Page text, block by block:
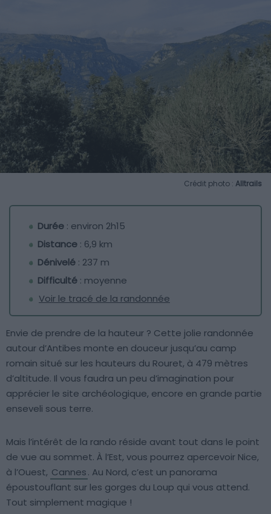
Crédit photo : Alltrails
Durée : environ 2h15
Distance : 6,9 km
Dénivelé : 237 m
Difficulté : moyenne
Voir le tracé de la randonnée
Envie de prendre de la hauteur ? Cette jolie randonnée
autour d’Antibes monte en douceur jusqu’au camp
romain situé sur les hauteurs du Rouret, à 479 mètres
d’altitude. Il vous faudra un peu d’imagination pour
apprécier le site archéologique, encore en grande partie
enseveli sous terre.
Mais l’intérêt de la rando réside avant tout dans le point
de vue au sommet. À l’Est, vous pourrez apercevoir Nice,
à l’Ouest, Cannes. Au Nord, c’est un panorama
époustouflant sur les gorges du Loup qui vous attend.
Tout simplement magique !